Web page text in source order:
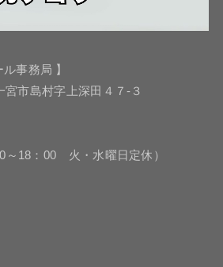
事務局 】
市島村字上深田４７-３
18：00 火・水曜日定休）